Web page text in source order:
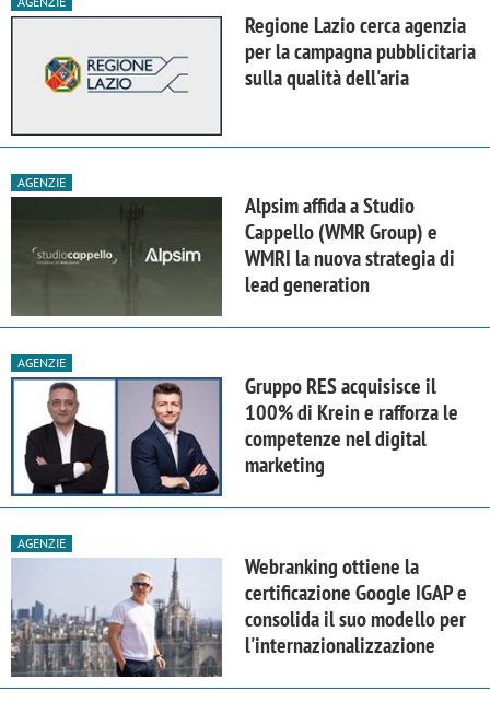
Regione Lazio cerca agenzia
per la campagna pubblicitaria
sulla qualità dell'aria
AGENZIE
Alpsim affida a Studio
Cappello (WMR Group) e
WMRI la nuova strategia di
lead generation
AGENZIE
Gruppo RES acquisisce il
100% di Krein e rafforza le
competenze nel digital
marketing
AGENZIE
Webranking ottiene la
certificazione Google IGAP e
consolida il suo modello per
l'internazionalizzazione